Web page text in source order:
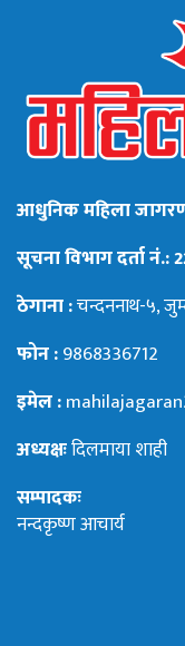
आधुनिक महिला जागरण
सूचना विभाग दर्ता नं.:
ठेगाना :चन्दननाथ-५,
फोन :9868336712
इमेल :
अध्यक्षःदिलमाया शाही
सम्पादकः
नन्दकृष्ण आचार्य